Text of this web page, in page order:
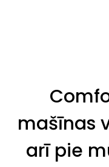
mašīnas
arī pie